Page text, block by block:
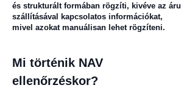
és strukturált formában rögzíti, kivéve az áru
szállításával kapcsolatos információkat,
mivel azokat manuálisan lehet rögzíteni.
Mi történik NAV
ellenőrzéskor?